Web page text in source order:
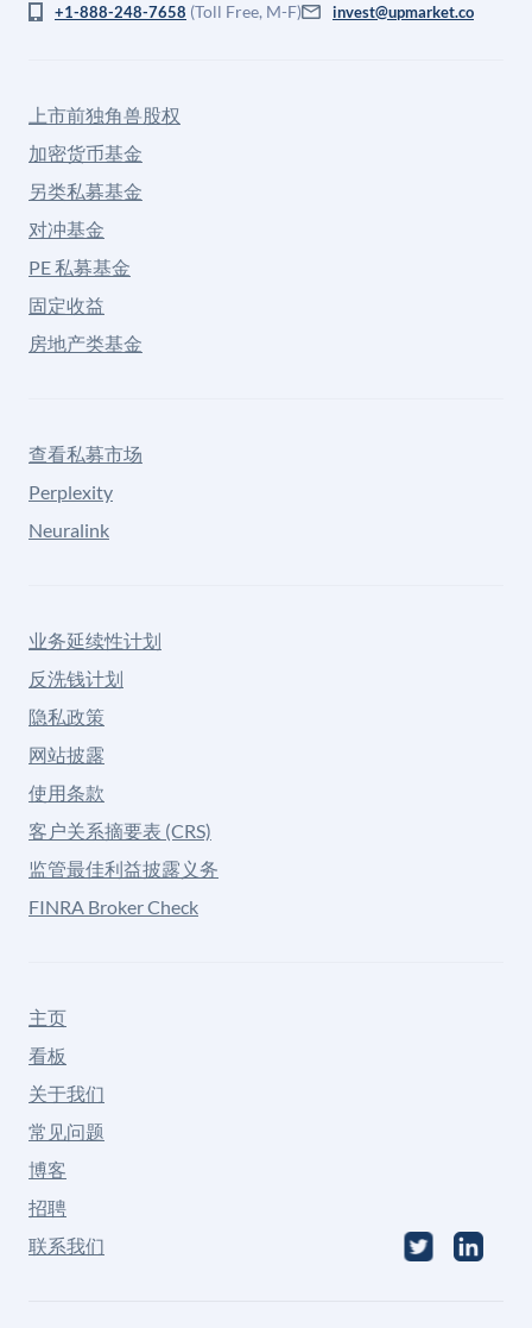
+1-888-248-7658 (Toll Free, M-F) invest@upmarket.co
上市前独角兽股权
加密货币基金
另类私募基金
对冲基金
PE 私募基金
固定收益
房地产类基金
查看私募市场
Perplexity
Neuralink
业务延续性计划
反洗钱计划
隐私政策
网站披露
使用条款
客户关系摘要表 (CRS)
监管最佳利益披露义务
FINRA Broker Check
主页
看板
关于我们
常见问题
博客
招聘
联系我们